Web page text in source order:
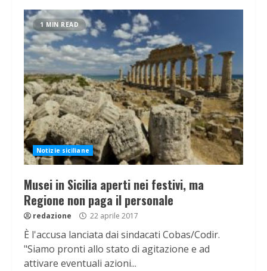
1 MIN READ
Notizie siciliane
Musei in Sicilia aperti nei festivi, ma
Regione non paga il personale
redazione 22 aprile 2017
È l'accusa lanciata dai sindacati Cobas/Codir.
"Siamo pronti allo stato di agitazione e ad
attivare eventuali azioni...